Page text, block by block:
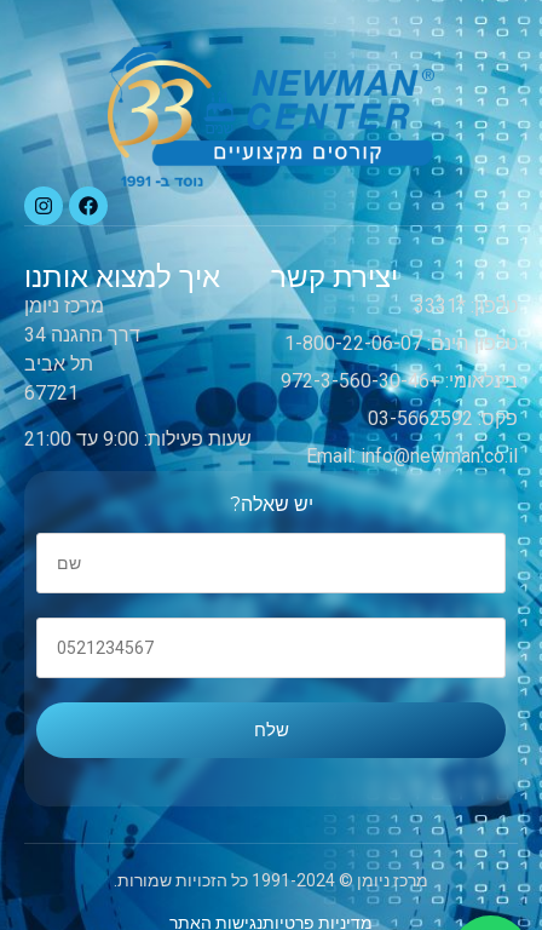
יצירת קשר
טלפון: *3331
טלפון חינם: 1-800-22-06-07
בינלאומי: +972-3-560-30-46
פקס: 03-5662592
Email: info@newman.co.il
איך למצוא אותנו
מרכז ניומן
דרך ההגנה 34
תל אביב
67721
שעות פעילות: 9:00 עד 21:00
יש שאלה?
מרכז ניומן © 1991-2024 כל הזכויות שמורות.
מדיניות פרטיותנגישות האתר